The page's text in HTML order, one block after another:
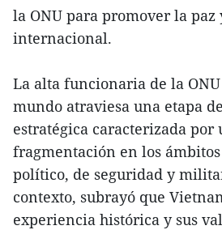
la ONU para promover la paz
internacional.
La alta funcionaria de la
mundo atraviesa una etapa
estratégica caracterizada por
fragmentación en los
político, de seguridad y
contexto, subrayó que
experiencia histórica y sus